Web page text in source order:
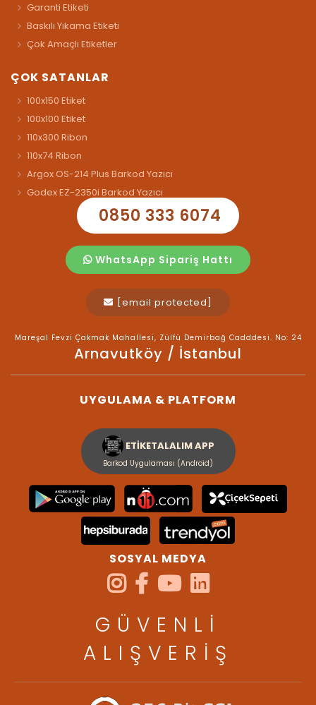
Garanti Etiketi
Baskılı Yıkama Etiketi
Çok Amaçlı Etiketler
ÇOK SATANLAR
100x150 Etiket
100x100 Etiket
110x300 Ribon
110x74 Ribon
Argox OS-214 Plus Barkod Yazıcı
Godex EZ-2350i Barkod Yazıcı
0850 333 6074
WhatsApp Sipariş Hattı
[email protected]
Mareşal Fevzi Çakmak Mahallesi, Zülfü Demirbağ Cadddesi. No: 24
Arnavutköy / İstanbul
UYGULAMA & PLATFORM
ETİKETALALIM APP
Barkod Uygulaması (Android)
SOSYAL MEDYA
GÜVENLİ
ALIŞVERİŞ